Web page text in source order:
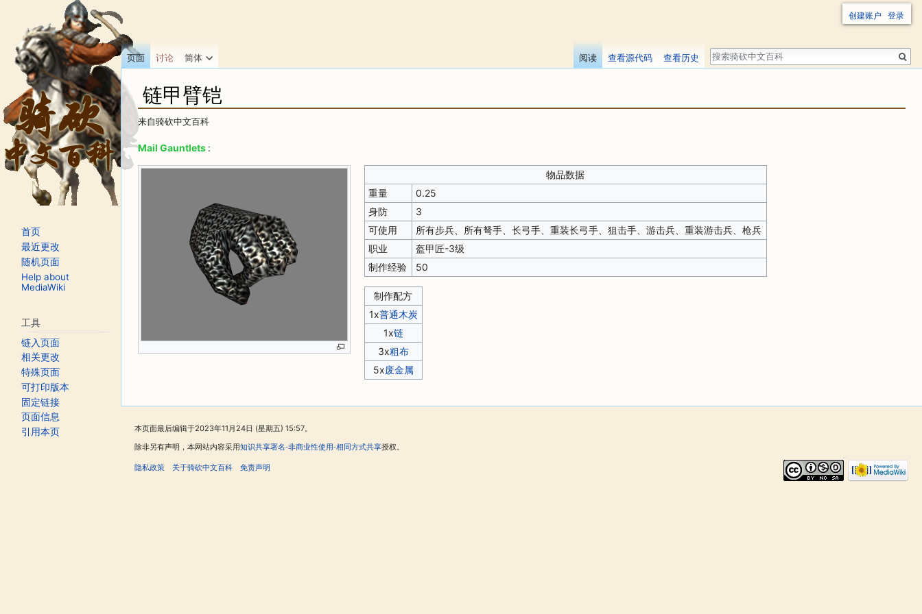
链甲臂铠
来自骑砍中文百科
跳转至：
Mail Gauntlets :
物品数据
重量
0.25
身防
3
可使用
所有步兵、所有弩手、长弓手、重装长弓手、狙击手、游击兵、重装游击兵、枪兵
职业
盔甲匠-3级
制作经验
50
制作配方
1x普通木炭
1x链
3x粗布
5x废金属
创建账户 登录
页面 讨论 简体 阅读 查看源代码 查看历史
搜
索
首页
最近更改
随机页面
Help about
MediaWiki
工具
链入页面
相关更改
特殊页面
可打印版本
固定链接
页面信息
引用本页
本页面最后编辑于2023年11月24日 (星期五) 15:57。
除非另有声明，本网站内容采用知识共享署名-非商业性使用-相同方式共享授权。
隐私政策 关于骑砍中文百科 免责声明